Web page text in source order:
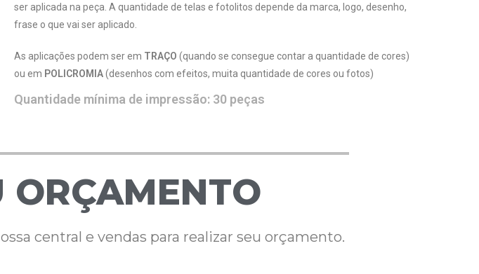
ser aplicada na peça. A quantidade de telas e fotolitos depende da marca, logo, desenho,
frase o que vai ser aplicado.
As aplicações podem ser em TRAÇO (quando se consegue contar a quantidade de cores)
ou em POLICROMIA(desenhos com efeitos, muita quantidade de cores ou fotos)
Quantidade mínima de impressão: 30 peças
ORÇAMENTO
central e vendas para realizar seu orçamento.